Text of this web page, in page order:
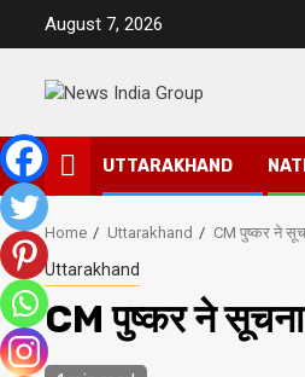
August 7, 2026
UTTARAKHAND
Home Uttarakhand CM पुष्कर ने
Uttarakhand
CM पुष्कर ने सूचना